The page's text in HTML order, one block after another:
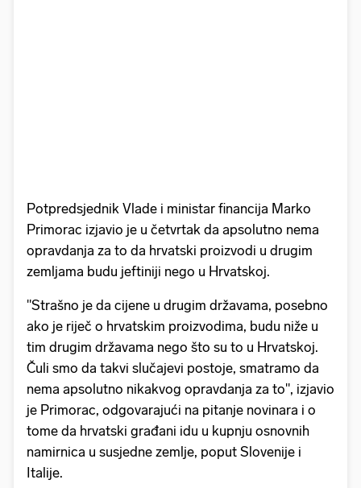
Potpredsjednik Vlade i ministar financija Marko
Primorac izjavio je u četvrtak da apsolutno nema
opravdanja za to da hrvatski proizvodi u drugim
zemljama budu jeftiniji nego u Hrvatskoj.
"Strašno je da cijene u drugim državama, posebno
ako je riječ o hrvatskim proizvodima, budu niže u
tim drugim državama nego što su to u Hrvatskoj.
Čuli smo da takvi slučajevi postoje, smatramo da
nema apsolutno nikakvog opravdanja za to", izjavio
je Primorac, odgovarajući na pitanje novinara i o
tome da hrvatski građani idu u kupnju osnovnih
namirnica u susjedne zemlje, poput Slovenije i
Italije.